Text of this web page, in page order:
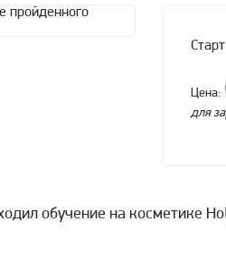
Цена:
для
обучение на косметике